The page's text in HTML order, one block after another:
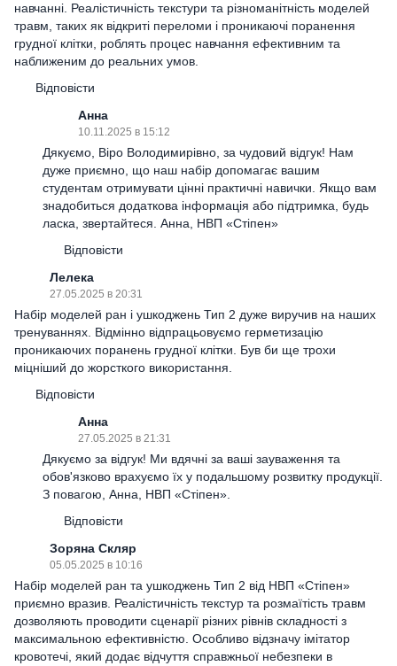
навчанні. Реалістичність текстури та різноманітність моделей
травм, таких як відкриті переломи і проникаючі поранення
грудної клітки, роблять процес навчання ефективним та
наближеним до реальних умов.
Відповісти
Анна
10.11.2025 в 15:12
Дякуємо, Віро Володимирівно, за чудовий відгук! Нам
дуже приємно, що наш набір допомагає вашим
студентам отримувати цінні практичні навички. Якщо вам
знадобиться додаткова інформація або підтримка, будь
ласка, звертайтеся. Анна, НВП «Стіпен»
Відповісти
Лелека
27.05.2025 в 20:31
Набір моделей ран і ушкоджень Тип 2 дуже виручив на наших
тренуваннях. Відмінно відпрацьовуємо герметизацію
проникаючих поранень грудної клітки. Був би ще трохи
міцніший до жорсткого використання.
Відповісти
Анна
27.05.2025 в 21:31
Дякуємо за відгук! Ми вдячні за ваші зауваження та
обов'язково врахуємо їх у подальшому розвитку продукції.
З повагою, Анна, НВП «Стіпен».
Відповісти
Зоряна Скляр
05.05.2025 в 10:16
Набір моделей ран та ушкоджень Тип 2 від НВП «Стіпен»
приємно вразив. Реалістичність текстур та розмаїтість травм
дозволяють проводити сценарії різних рівнів складності з
максимальною ефективністю. Особливо відзначу імітатор
кровотечі, який додає відчуття справжньої небезпеки в